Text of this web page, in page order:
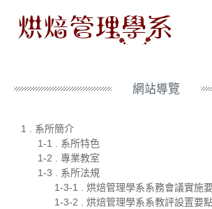
網站導覽
1 . 系所簡介
1-1 . 系所特色
1-2 . 專業教室
1-3 . 系所法規
1-3-1 . 烘焙管理學系系務會議實施
1-3-2 . 烘焙管理學系系教評設置要